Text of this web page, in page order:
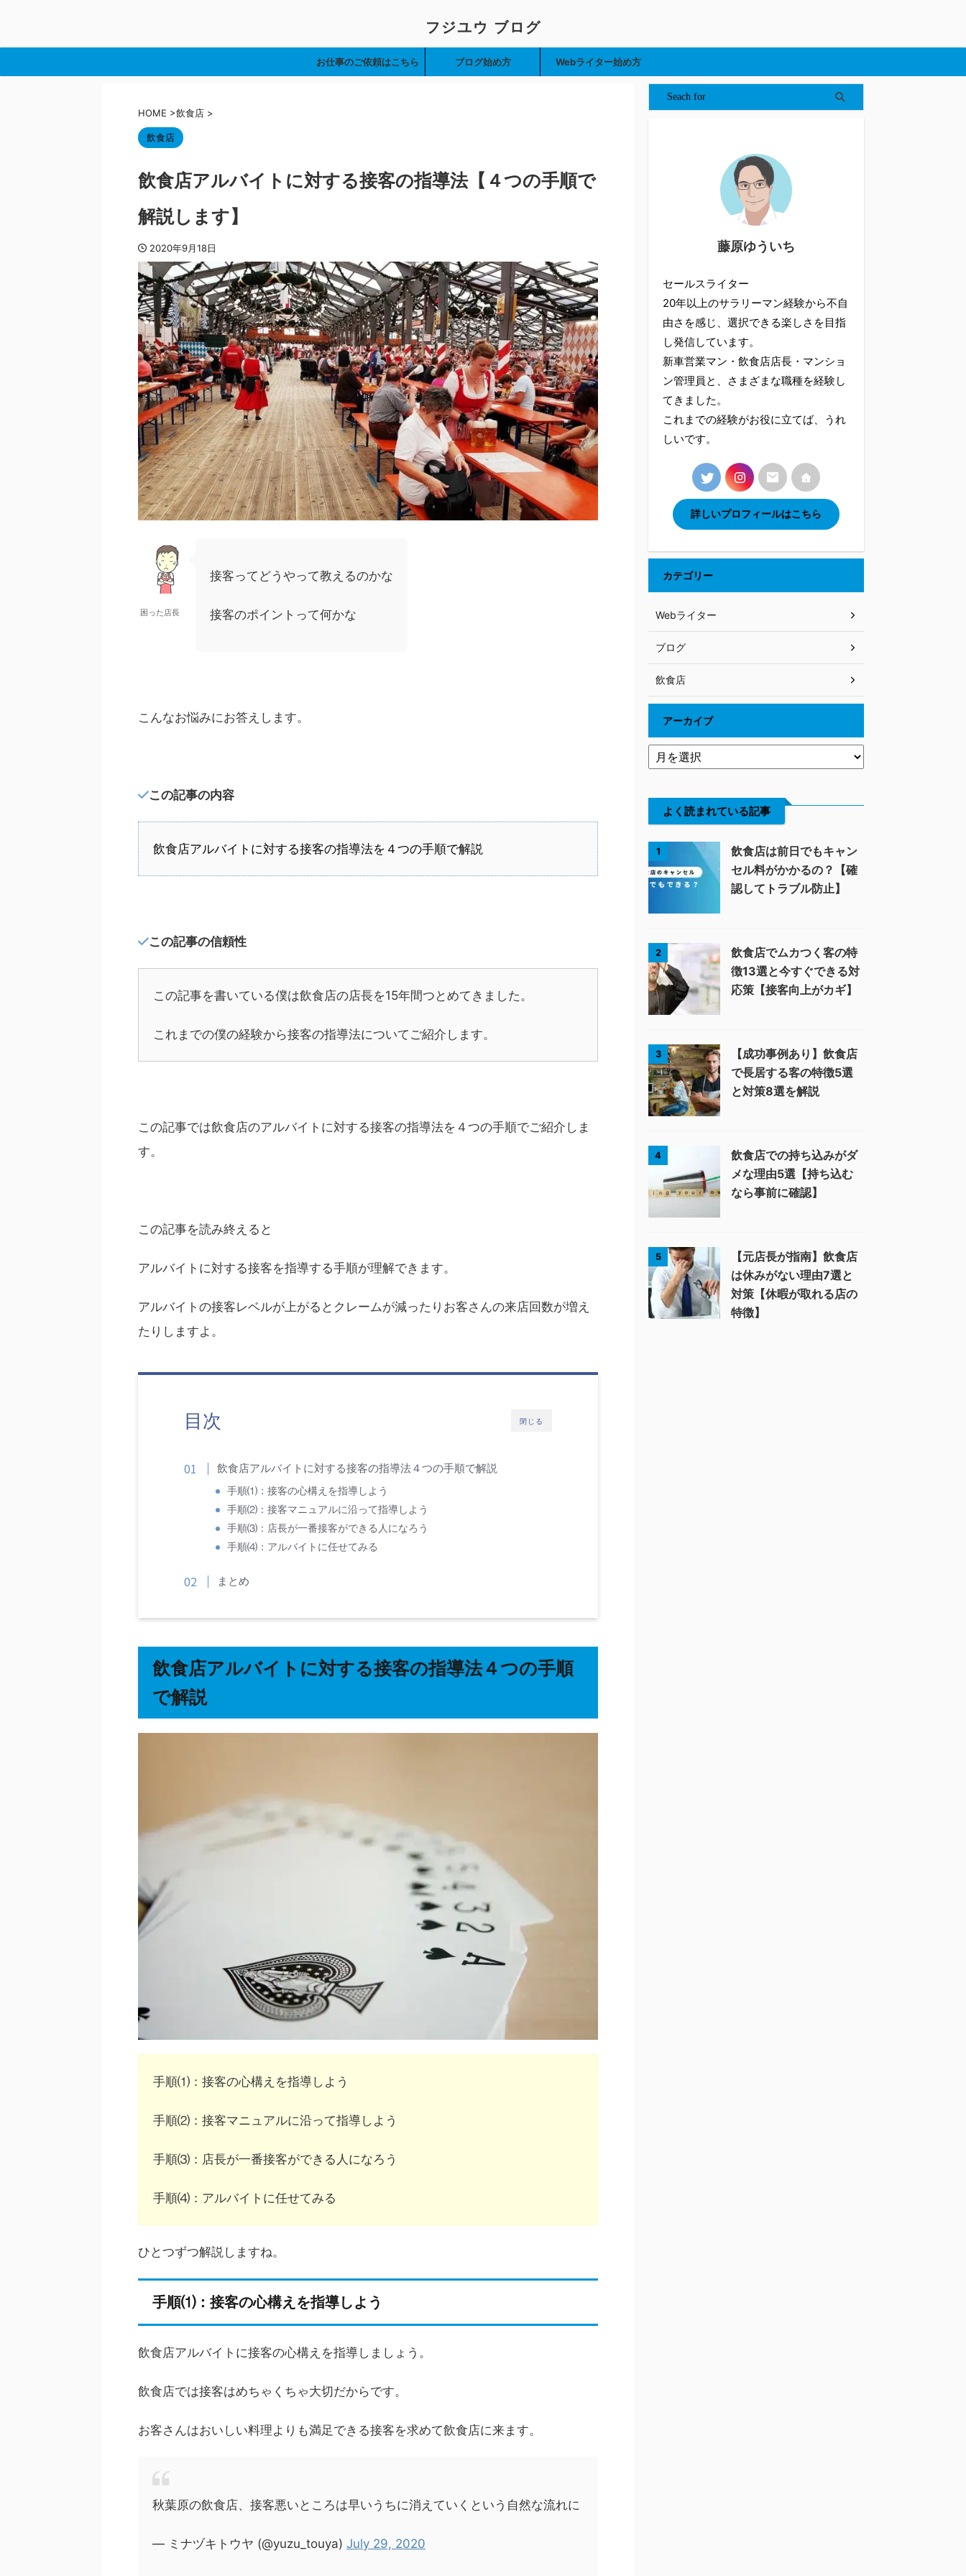
フジユウ ブログ
お仕事のご依頼はこちら ブログ始め方 Webライター始め方
HOME >飲食店 >
飲食店
飲食店アルバイトに対する接客の指導法【４つの手順で
解説します】
2020年9月18日
困った店長
接客ってどうやって教えるのかな
接客のポイントって何かな
こんなお悩みにお答えします。
この記事の内容
飲食店アルバイトに対する接客の指導法を４つの手順で解説
この記事の信頼性
この記事を書いている僕は飲食店の店長を15年間つとめてきました。
これまでの僕の経験から接客の指導法についてご紹介します。
この記事では飲食店のアルバイトに対する接客の指導法を４つの手順でご紹介しま
す。
この記事を読み終えると
アルバイトに対する接客を指導する手順が理解できます。
アルバイトの接客レベルが上がるとクレームが減ったりお客さんの来店回数が増え
たりしますよ。
閉じる
目次
飲食店アルバイトに対する接客の指導法４つの手順で解説
手順⑴：接客の心構えを指導しよう
手順⑵：接客マニュアルに沿って指導しよう
手順⑶：店長が一番接客ができる人になろう
手順⑷：アルバイトに任せてみる
まとめ
飲食店アルバイトに対する接客の指導法４つの手順
で解説
手順⑴：接客の心構えを指導しよう
手順⑵：接客マニュアルに沿って指導しよう
手順⑶：店長が一番接客ができる人になろう
手順⑷：アルバイトに任せてみる
ひとつずつ解説しますね。
手順⑴：接客の心構えを指導しよう
飲食店アルバイトに接客の心構えを指導しましょう。
飲食店では接客はめちゃくちゃ大切だからです。
お客さんはおいしい料理よりも満足できる接客を求めて飲食店に来ます。
秋葉原の飲食店、接客悪いところは早いうちに消えていくという自然な流れに
— ミナヅキトウヤ (@yuzu_touya) July 29, 2020
藤原ゆういち
セールスライター
20年以上のサラリーマン経験から不自
由さを感じ、選択できる楽しさを目指
し発信しています。
新車営業マン・飲食店店長・マンショ
ン管理員と、さまざまな職種を経験し
てきました。
これまでの経験がお役に立てば、うれ
しいです。
詳しいプロフィールはこちら
カテゴリー
Webライター
ブログ
飲食店
アーカイブ
よく読まれている記事
1
飲食店は前日でもキャン
セル料がかかるの？【確
認してトラブル防止】
2
飲食店でムカつく客の特
徴13選と今すぐできる対
応策【接客向上がカギ】
3
【成功事例あり】飲食店
で長居する客の特徴5選
と対策8選を解説
4
飲食店での持ち込みがダ
メな理由5選【持ち込む
なら事前に確認】
5
【元店長が指南】飲食店
は休みがない理由7選と
対策【休暇が取れる店の
特徴】